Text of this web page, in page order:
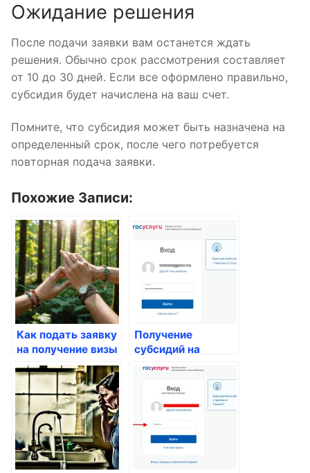
Ожидание решения
После подачи заявки вам останется ждать
решения. Обычно срок рассмотрения составляет
от 10 до 30 дней. Если все оформлено правильно,
субсидия будет начислена на ваш счет.
Помните, что субсидия может быть назначена на
определенный срок, после чего потребуется
повторная подача заявки.
Похожие Записи:
Как подать заявку
на получение визы
через Госуслуги
Получение
субсидий на
оплату
коммунальных
услуг